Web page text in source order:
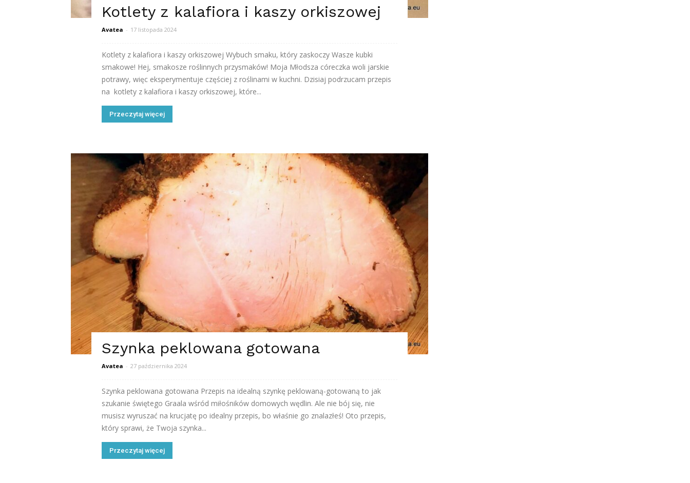
Kotlety z kalafiora i kaszy orkiszowej
Avatea - 17 listopada 2024
Kotlety z kalafiora i kaszy orkiszowej Wybuch smaku, który zaskoczy Wasze kubki
smakowe! Hej, smakosze roślinnych przysmaków! Moja Młodsza córeczka woli jarskie
potrawy, więc eksperymentuje częściej z roślinami w kuchni. Dzisiaj podrzucam przepis
na kotlety z kalafiora i kaszy orkiszowej, które...
Przeczytaj więcej
Szynka peklowana gotowana
Avatea - 27 października 2024
Szynka peklowana gotowana Przepis na idealną szynkę peklowaną-gotowaną to jak
szukanie świętego Graala wśród miłośników domowych wędlin. Ale nie bój się, nie
musisz wyruszać na krucjatę po idealny przepis, bo właśnie go znalazłeś! Oto przepis,
który sprawi, że Twoja szynka...
Przeczytaj więcej